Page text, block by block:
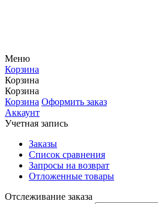
Меню
Корзина
Корзина
Корзина
Корзина Оформить заказ
Аккаунт
Учетная запись
Заказы
Список сравнения
Запросы на возврат
Отложенные товары
Отслеживание заказа